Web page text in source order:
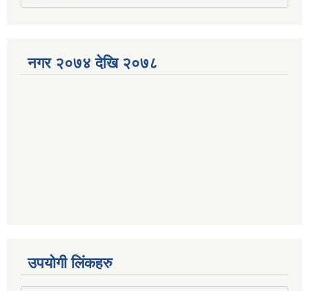
नगर २०७४ देखि २०७८
उपयोगी लिंकहरु